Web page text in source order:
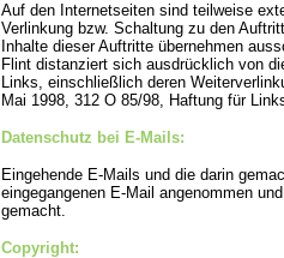
Auf den Internetseiten sind teilweise
Verlinkung bzw. Schaltung zu den
Inhalte dieser Auftritte übernehmen
Flint distanziert sich ausdrücklich von
Links, einschließlich deren
Mai 1998, 312 O 85/98, Haftung für
Datenschutz bei E-Mails:
Eingehende E-Mails und die darin
eingegangenen E-Mail angenommen
gemacht.
Copyright: